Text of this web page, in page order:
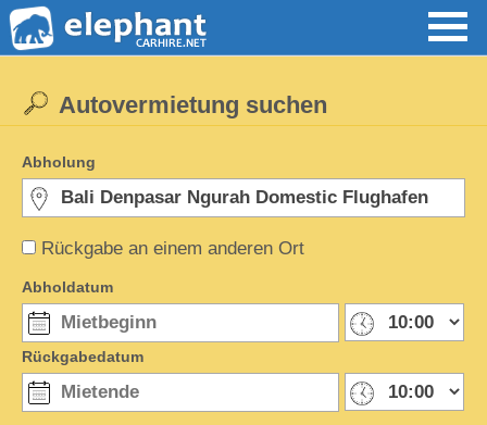
Rückgabe an einem anderen Ort
Autovermietung suchen
Abholung
Abholdatum
Rückgabedatum